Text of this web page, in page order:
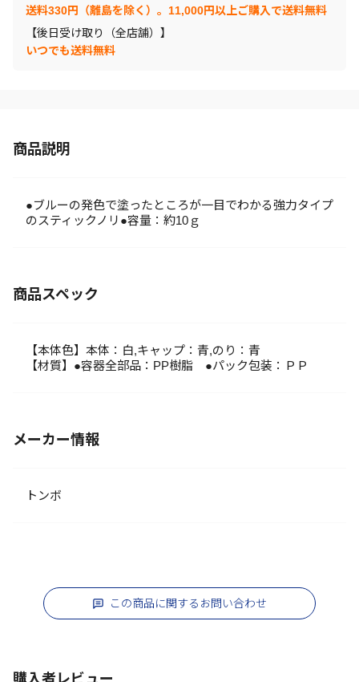
送料330円（離島を除く）。11,000円以上ご購入で送料無料
【後日受け取り（全店舗）】
いつでも送料無料
商品説明
●ブルーの発色で塗ったところが一目でわかる強力タイプ
のスティックノリ●容量：約10ｇ
商品スペック
【本体色】本体：白,キャップ：青,のり：青
【材質】●容器全部品：PP樹脂 ●パック包装：ＰＰ
メーカー情報
トンボ
この商品に関するお問い合わせ
購入者レビュー